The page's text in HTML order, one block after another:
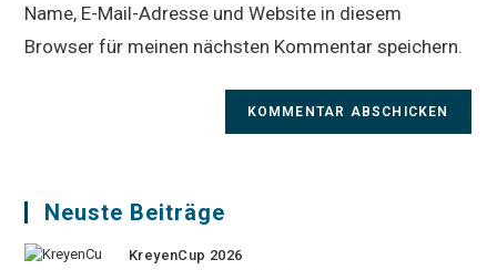
Kommentieren
ein
ein
(optional)
Name, E-Mail-Adresse und Website in diesem
Browser für meinen nächsten Kommentar speichern.
Neuste Beiträge
KreyenCup 2026